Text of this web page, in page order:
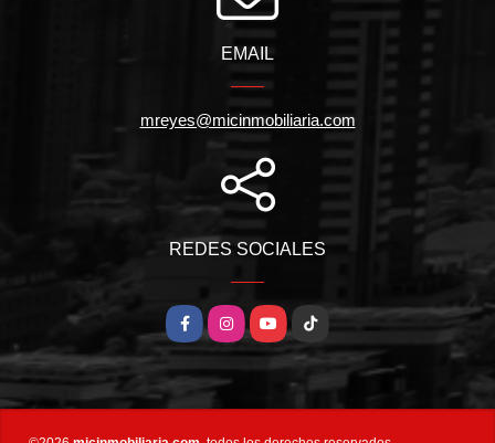
EMAIL
mreyes@micinmobiliaria.com
REDES SOCIALES
FacebookInstagramYouTubeTikTok